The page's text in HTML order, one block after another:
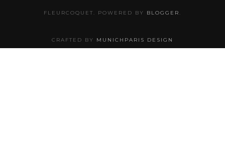
FLEURCOQUET. POWERED BY BLOGGER.
CRAFTED BY MUNICHPARIS DESIGN